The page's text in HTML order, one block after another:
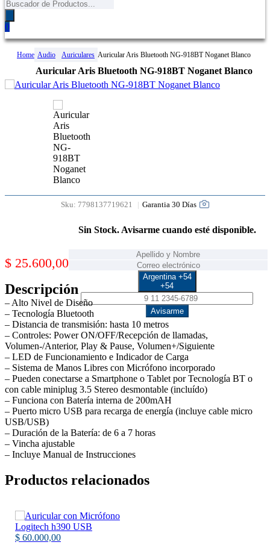
Búsqueda
de
productos
0
Home Audio Auriculares Auricular Aris Bluetooth NG-918BT Noganet Blanco
Auricular Aris Bluetooth NG-918BT Noganet Blanco
Sku: 7798137719621 Garantia 30 Días
$ 25.600,00
Sin Stock. Avisarme cuando esté disponible.
Argentina +54
+54
Avisarme
Descripción
– Alto Nivel de Diseño
– Tecnología Bluetooth
– Distancia de transmisión: hasta 10 metros
– Controles: Power ON/OFF/Recepción de llamadas,
Volumen-/Anterior, Play & Pause, Volumen+/Siguiente
– LED de Funcionamiento e Indicador de Carga
– Sistema de Manos Libres con Micrófono incorporado
– Pueden conectarse a Smartphone o Tablet por Tecnología BT o
con cable miniplug 3.5 Stereo desmontable (incluído)
– Funciona con Batería interna de 200mAH
– Puerto micro USB para recarga de energía (incluye cable micro
USB/USB)
– Duración de la Batería: de 6 a 7 horas
– Vincha ajustable
– Incluye Manual de Instrucciones
Productos relacionados
$ 60.000,00